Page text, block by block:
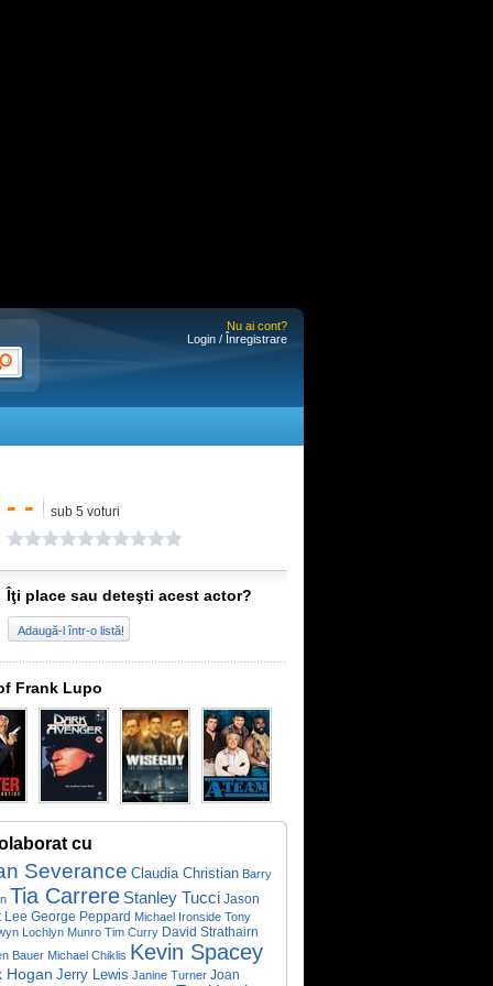
Nu ai cont?
Login / Înregistrare
- - sub 5 voturi
Îţi place sau deteşti acest actor?
Adaugă-l într-o listă!
Frank Lupo
cu
Severance Claudia Christian Barry
Tia Carrere Stanley Tucci Jason
Lee George Peppard Michael Ironside Tony
Lochlyn Munro Tim Curry David Strathairn
Bauer Michael Chiklis Kevin Spacey
Hogan Jerry Lewis Janine Turner Joan